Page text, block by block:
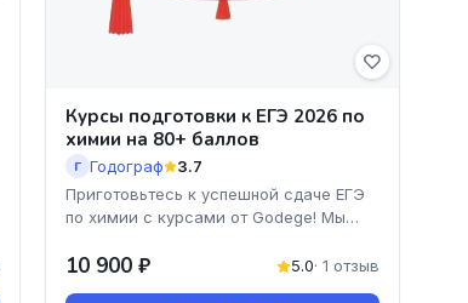
Курсы подготовки к ЕГЭ 2026 по
химии на 80+ баллов
Г Годограф
3.7
Приготовьтесь к успешной сдаче ЕГЭ
по химии с курсами от Godege! Мы
которая поможет вам
10 900 ₽ 5.0· 1 отзыв